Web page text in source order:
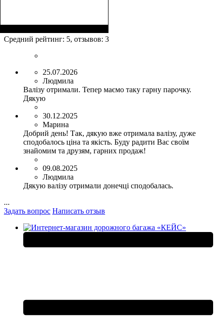
55х38х22
Средний рейтинг: 5, отзывов: 3
25.07.2026
Людмила
Валізу отримали. Тепер маємо таку гарну парочку.
Дякую
30.12.2025
Марина
Добрий день! Так, дякую вже отримала валізу, дуже
сподобалось ціна та якість. Буду радити Вас своїм
знайомим та друзям, гарних продаж!
09.08.2025
Людмила
Дякую валізу отримали донечці сподобалась.
...
Задать вопрос Написать отзыв